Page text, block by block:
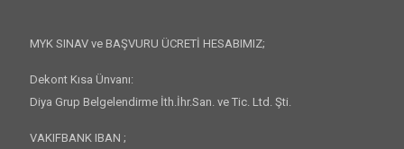
MYK SINAV ve BAŞVURU ÜCRETİ HESABIMIZ;
Dekont Kısa Ünvanı:
Diya Grup Belgelendirme İth.İhr.San. ve Tic. Ltd. Şti.
VAKIFBANK IBAN ;